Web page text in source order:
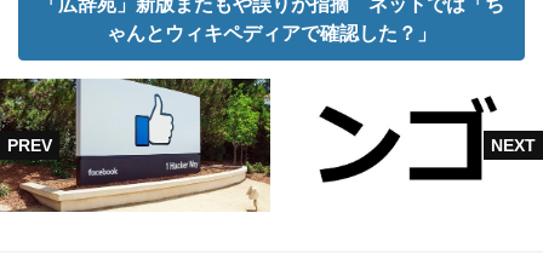
ゃんとウィキペディアで確認した？」